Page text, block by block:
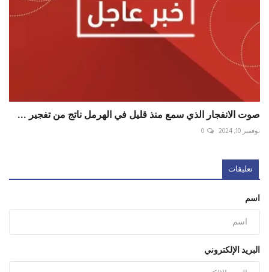
صوت الانفجار الذي سمع منذ قليل في الهرمل ناتج من تفجير ...
نوفمبر 10, 2024 0
تعليقات
اسم
البريد الإلكتروني